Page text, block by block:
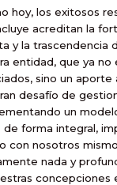
hoy, los exitosos
acreditan la
y la trascendencia
entidad, que ya no
sino un aporte
desafío de
un
forma integral,
con nosotros
nada y
concepciones